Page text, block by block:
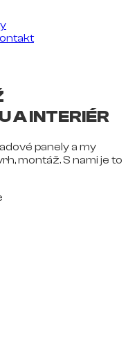
A INTERIÉR
panely a my
montáž. S nami je to